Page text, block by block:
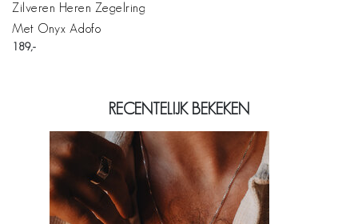
Zilveren Heren Zegelring
Met Onyx Adofo
189
RECENTELIJK BEKEKEN